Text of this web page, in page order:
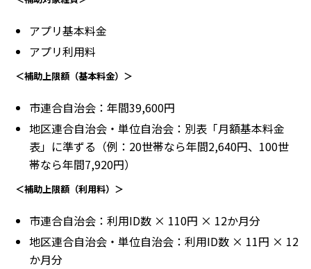
アプリ基本料金
アプリ利用料
＜補助上限額（基本料金）＞
市連合自治会：年間39,600円
地区連合自治会・単位自治会：別表「月額基本料金
表」に準ずる（例：20世帯なら年間2,640円、100世
帯なら年間7,920円）
＜補助上限額（利用料）＞
市連合自治会：利用ID数 × 110円 × 12か月分
地区連合自治会・単位自治会：利用ID数 × 11円 × 12
か月分